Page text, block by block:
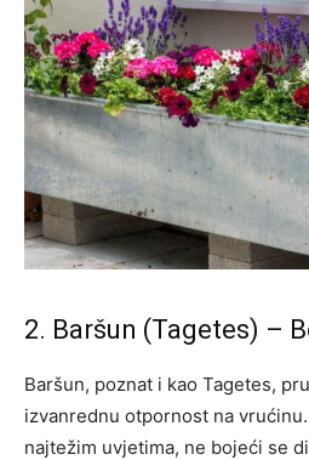
2. Baršun (Tagetes) –
Baršun, poznat i kao Tagetes,
izvanrednu otpornost na
najtežim uvjetima, ne bojeći se